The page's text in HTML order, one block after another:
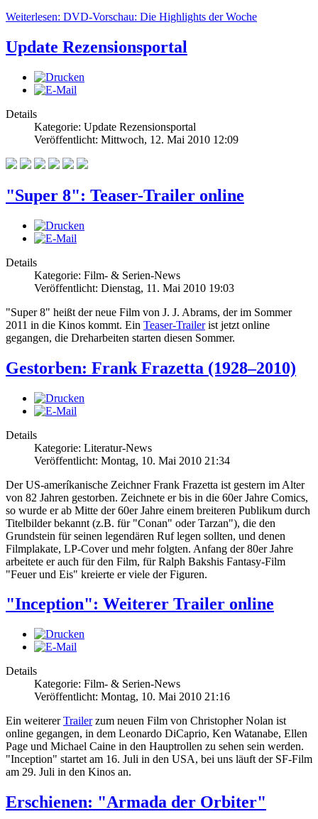
Weiterlesen: DVD-Vorschau: Die Highlights der Woche
Update Rezensionsportal
Details
Kategorie: Update Rezensionsportal
Veröffentlicht: Mittwoch, 12. Mai 2010 12:09
"Super 8": Teaser-Trailer online
Details
Kategorie: Film- & Serien-News
Veröffentlicht: Dienstag, 11. Mai 2010 19:03
"Super 8" heißt der neue Film von J. J. Abrams, der im Sommer
2011 in die Kinos kommt. Ein Teaser-Trailerist jetzt online
gegangen, die Dreharbeiten starten diesen Sommer.
Gestorben: Frank Frazetta (1928–2010)
Details
Kategorie: Literatur-News
Veröffentlicht: Montag, 10. Mai 2010 21:34
Der US-ameríkanische Zeichner Frank Frazetta ist gestern im Alter
von 82 Jahren gestorben. Zeichnete er bis in die 60er Jahre Comics,
so wurde er ab Mitte der 60er Jahre einem breiteren Publikum durch
Titelbilder bekannt (z.B. für "Conan" oder Tarzan"), die den
Grundstein für seinen legendären Ruf legen sollten, und denen
Filmplakate, LP-Cover und mehr folgten. Anfang der 80er Jahre
arbeitete er auch für den Film, für Ralph Bakshis Fantasy-Film
"Feuer und Eis" kreierte er viele der Figuren.
"Inception": Weiterer Trailer online
Details
Kategorie: Film- & Serien-News
Veröffentlicht: Montag, 10. Mai 2010 21:16
Ein weitererTrailerzum neuen Film von Christopher Nolan ist
online gegangen, in dem Leonardo DiCaprio, Ken Watanabe, Ellen
Page und Michael Caine in den Hauptrollen zu sehen sein werden.
"Inception" startet am 16. Juli in den USA, bei uns läuft der SF-Film
am 29. Juli in den Kinos an.
Erschienen: "Armada der Orbiter"